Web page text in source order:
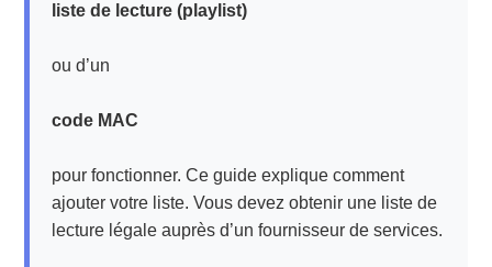
liste de lecture (playlist)
ou d’un
code MAC
pour fonctionner. Ce guide explique comment
ajouter votre liste. Vous devez obtenir une liste de
lecture légale auprès d’un fournisseur de services.